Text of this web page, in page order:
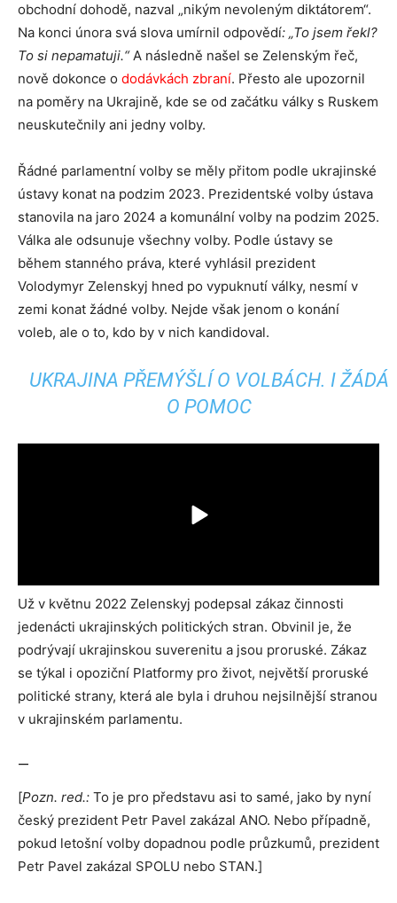
obchodní dohodě, nazval „nikým nevoleným diktátorem“.
Na konci února svá slova umírnil odpovědí: „To jsem řekl?
To si nepamatuji.“A následně našel se Zelenským řeč,
nově dokonce o dodávkách zbraní. Přesto ale upozornil
na poměry na Ukrajině, kde se od začátku války s Ruskem
neuskutečnily ani jedny volby.
Řádné parlamentní volby se měly přitom podle ukrajinské
ústavy konat na podzim 2023. Prezidentské volby ústava
stanovila na jaro 2024 a komunální volby na podzim 2025.
Válka ale odsunuje všechny volby. Podle ústavy se
během stanného práva, které vyhlásil prezident
Volodymyr Zelenskyj hned po vypuknutí války, nesmí v
zemi konat žádné volby. Nejde však jenom o konání
voleb, ale o to, kdo by v nich kandidoval.
UKRAJINA PŘEMÝŠLÍ O VOLBÁCH. I ŽÁDÁ
O POMOC
Už v květnu 2022 Zelenskyj podepsal zákaz činnosti
jedenácti ukrajinských politických stran. Obvinil je, že
podrývají ukrajinskou suverenitu a jsou proruské. Zákaz
se týkal i opoziční Platformy pro život, největší proruské
politické strany, která ale byla i druhou nejsilnější stranou
v ukrajinském parlamentu.
—
[Pozn. red.: To je pro představu asi to samé, jako by nyní
český prezident Petr Pavel zakázal ANO. Nebo případně,
pokud letošní volby dopadnou podle průzkumů, prezident
Petr Pavel zakázal SPOLU nebo STAN.]